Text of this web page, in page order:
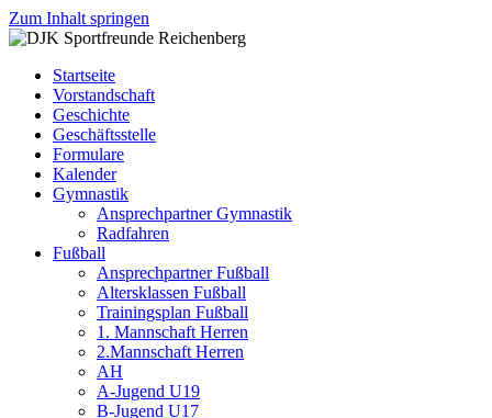
Zum Inhalt springen
Sportfreunde
Reichenberg
Gymnastik
Karate
Leichtathletik
Radfahren
Rollkunstlauf
Startseite
Vorstandschaft
Geschichte
Geschäftsstelle
Formulare
Kalender
Gymnastik
Ansprechpartner Gymnastik
Radfahren
Fußball
Ansprechpartner Fußball
Altersklassen Fußball
Trainingsplan Fußball
1. Mannschaft Herren
2.Mannschaft Herren
AH
A-Jugend U19
B-Jugend U17